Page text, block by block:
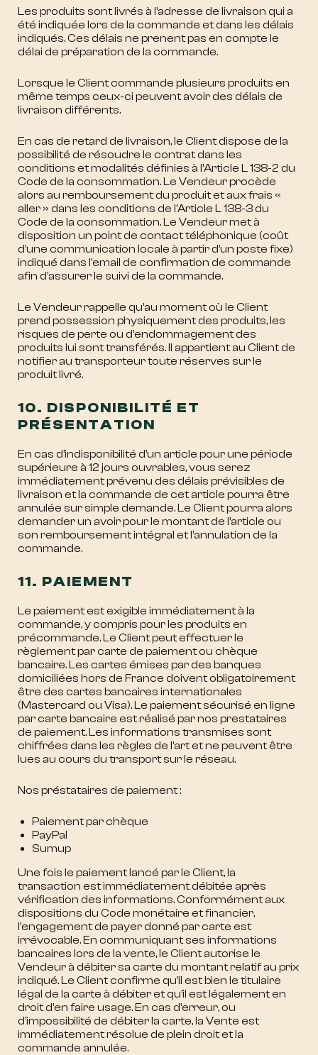
Les produits sont livrés à l’adresse de livraison qui a
été indiquée lors de la commande et dans les délais
indiqués. Ces délais ne prenent pas en compte le
délai de préparation de la commande.
Lorsque le Client commande plusieurs produits en
même temps ceux-ci peuvent avoir des délais de
livraison différents.
En cas de retard de livraison, le Client dispose de la
possibilité de résoudre le contrat dans les
conditions et modalités définies à l’Article L 138-2 du
Code de la consommation. Le Vendeur procède
alors au remboursement du produit et aux frais «
aller » dans les conditions de l’Article L 138-3 du
Code de la consommation. Le Vendeur met à
disposition un point de contact téléphonique (coût
d’une communication locale à partir d’un poste fixe)
indiqué dans l’email de confirmation de commande
afin d’assurer le suivi de la commande.
Le Vendeur rappelle qu’au moment où le Client
prend possession physiquement des produits, les
risques de perte ou d’endommagement des
produits lui sont transférés. Il appartient au Client de
notifier au transporteur toute réserves sur le
produit livré.
10. DISPONIBILITÉ ET
PRÉSENTATION
En cas d’indisponibilité d’un article pour une période
supérieure à 12 jours ouvrables, vous serez
immédiatement prévenu des délais prévisibles de
livraison et la commande de cet article pourra être
annulée sur simple demande. Le Client pourra alors
demander un avoir pour le montant de l’article ou
son remboursement intégral et l’annulation de la
commande.
11. PAIEMENT
Le paiement est exigible immédiatement à la
commande, y compris pour les produits en
précommande. Le Client peut effectuer le
règlement par carte de paiement ou chèque
bancaire. Les cartes émises par des banques
domiciliées hors de France doivent obligatoirement
être des cartes bancaires internationales
(Mastercard ou Visa). Le paiement sécurisé en ligne
par carte bancaire est réalisé par nos prestataires
de paiement. Les informations transmises sont
chiffrées dans les règles de l’art et ne peuvent être
lues au cours du transport sur le réseau.
Nos préstataires de paiement :
Paiement par chèque
PayPal
Sumup
Une fois le paiement lancé par le Client, la
transaction est immédiatement débitée après
vérification des informations. Conformément aux
dispositions du Code monétaire et financier,
l’engagement de payer donné par carte est
irrévocable. En communiquant ses informations
bancaires lors de la vente, le Client autorise le
Vendeur à débiter sa carte du montant relatif au prix
indiqué. Le Client confirme qu’il est bien le titulaire
légal de la carte à débiter et qu’il est légalement en
droit d’en faire usage. En cas d’erreur, ou
d’impossibilité de débiter la carte, la Vente est
immédiatement résolue de plein droit et la
commande annulée.